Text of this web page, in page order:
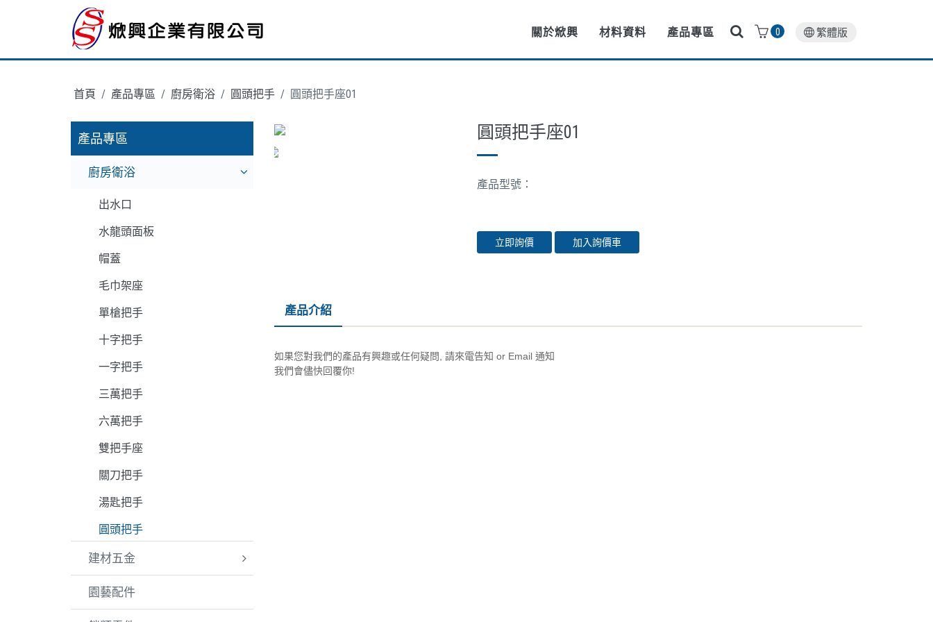
關於焮興 材料資料 產品專區 0 繁體版
首頁 / 產品專區 / 廚房衛浴 / 圓頭把手 / 圓頭把手座01
圓頭把手座01
產品型號：
立即詢價 加入詢價車
產品介紹
如果您對我們的產品有興趣或任何疑問, 請來電告知 or Email 通知
我們會儘快回覆你!
產品專區
廚房衛浴
出水口
水龍頭面板
帽蓋
毛巾架座
單槍把手
十字把手
一字把手
三萬把手
六萬把手
雙把手座
關刀把手
湯匙把手
圓頭把手
建材五金
園藝配件